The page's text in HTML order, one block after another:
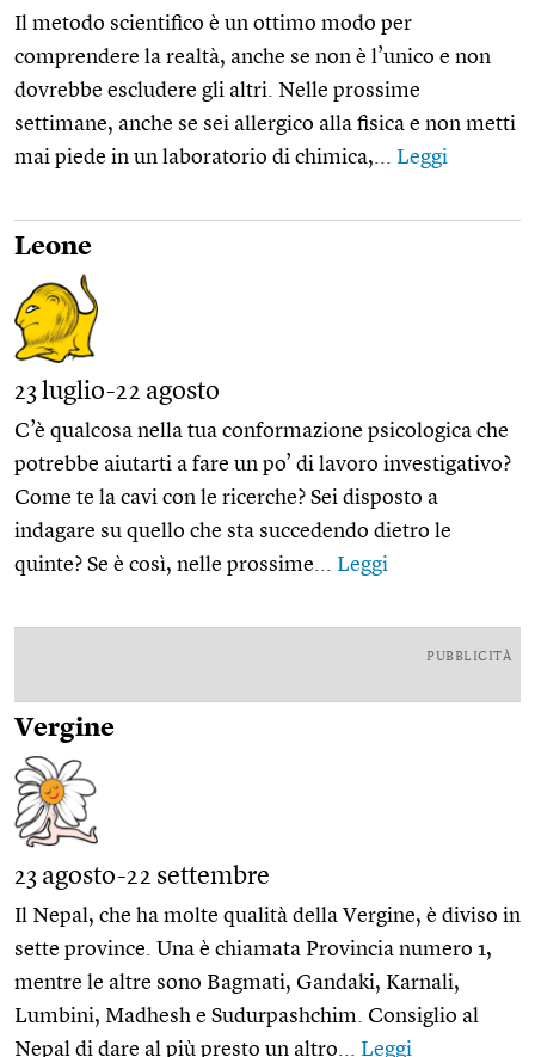
Il metodo scientifico è un ottimo modo per
comprendere la realtà, anche se non è l’unico e non
dovrebbe escludere gli altri. Nelle prossime
settimane, anche se sei allergico alla fisica e non metti
mai piede in un laboratorio di chimica,... Leggi
Leone
23 luglio-22 agosto
C’è qualcosa nella tua conformazione psicologica che
potrebbe aiutarti a fare un po’ di lavoro investigativo?
Come te la cavi con le ricerche? Sei disposto a
indagare su quello che sta succedendo dietro le
quinte? Se è così, nelle prossime... Leggi
PUBBLICITÀ
Vergine
23 agosto-22 settembre
Il Nepal, che ha molte qualità della Vergine, è diviso in
sette province. Una è chiamata Provincia numero 1,
mentre le altre sono Bagmati, Gandaki, Karnali,
Lumbini, Madhesh e Sudurpashchim. Consiglio al
Nepal di dare al più presto un altro... Leggi